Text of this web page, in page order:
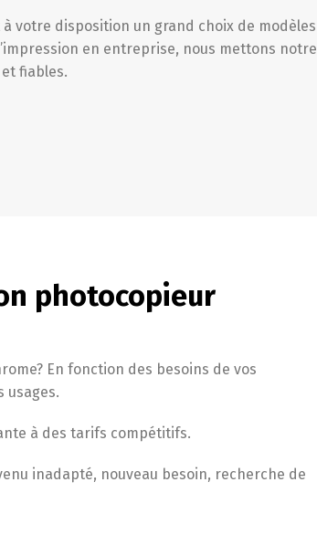
votre disposition un grand choix de modèles
en entreprise, nous mettons notre
fiables.
photocopieur
En fonction des besoins de vos
usages.
à des tarifs compétitifs.
inadapté, nouveau besoin, recherche de